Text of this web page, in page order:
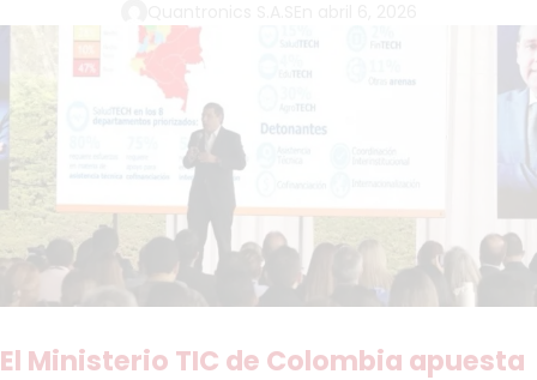
El Ministerio TIC de Colombia apuesta